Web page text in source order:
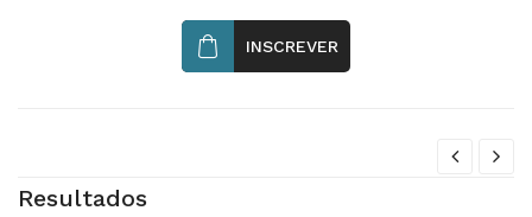
INSCREVER
Resultados